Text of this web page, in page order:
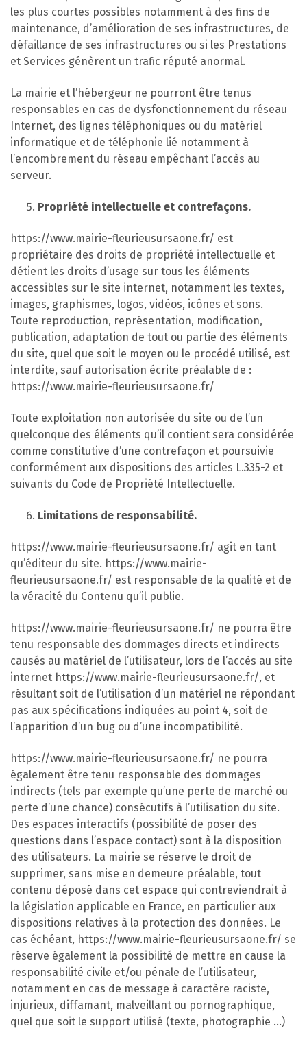
les plus courtes possibles notamment à des fins de
maintenance, d’amélioration de ses infrastructures, de
défaillance de ses infrastructures ou si les Prestations
et Services génèrent un trafic réputé anormal.
La mairie et l’hébergeur ne pourront être tenus
responsables en cas de dysfonctionnement du réseau
Internet, des lignes téléphoniques ou du matériel
informatique et de téléphonie lié notamment à
l’encombrement du réseau empêchant l’accès au
serveur.
Propriété intellectuelle et contrefaçons.
https://www.mairie-fleurieusursaone.fr/ est
propriétaire des droits de propriété intellectuelle et
détient les droits d’usage sur tous les éléments
accessibles sur le site internet, notamment les textes,
images, graphismes, logos, vidéos, icônes et sons.
Toute reproduction, représentation, modification,
publication, adaptation de tout ou partie des éléments
du site, quel que soit le moyen ou le procédé utilisé, est
interdite, sauf autorisation écrite préalable de :
https://www.mairie-fleurieusursaone.fr/
Toute exploitation non autorisée du site ou de l’un
quelconque des éléments qu’il contient sera considérée
comme constitutive d’une contrefaçon et poursuivie
conformément aux dispositions des articles L.335-2 et
suivants du Code de Propriété Intellectuelle.
Limitations de responsabilité.
https://www.mairie-fleurieusursaone.fr/ agit en tant
qu’éditeur du site. https://www.mairie-
fleurieusursaone.fr/ est responsable de la qualité et de
la véracité du Contenu qu’il publie.
https://www.mairie-fleurieusursaone.fr/ ne pourra être
tenu responsable des dommages directs et indirects
causés au matériel de l’utilisateur, lors de l’accès au site
internet https://www.mairie-fleurieusursaone.fr/, et
résultant soit de l’utilisation d’un matériel ne répondant
pas aux spécifications indiquées au point 4, soit de
l’apparition d’un bug ou d’une incompatibilité.
https://www.mairie-fleurieusursaone.fr/ ne pourra
également être tenu responsable des dommages
indirects (tels par exemple qu’une perte de marché ou
perte d’une chance) consécutifs à l’utilisation du site.
Des espaces interactifs (possibilité de poser des
questions dans l’espace contact) sont à la disposition
des utilisateurs. La mairie se réserve le droit de
supprimer, sans mise en demeure préalable, tout
contenu déposé dans cet espace qui contreviendrait à
la législation applicable en France, en particulier aux
dispositions relatives à la protection des données. Le
cas échéant, https://www.mairie-fleurieusursaone.fr/ se
réserve également la possibilité de mettre en cause la
responsabilité civile et/ou pénale de l’utilisateur,
notamment en cas de message à caractère raciste,
injurieux, diffamant, malveillant ou pornographique,
quel que soit le support utilisé (texte, photographie …)